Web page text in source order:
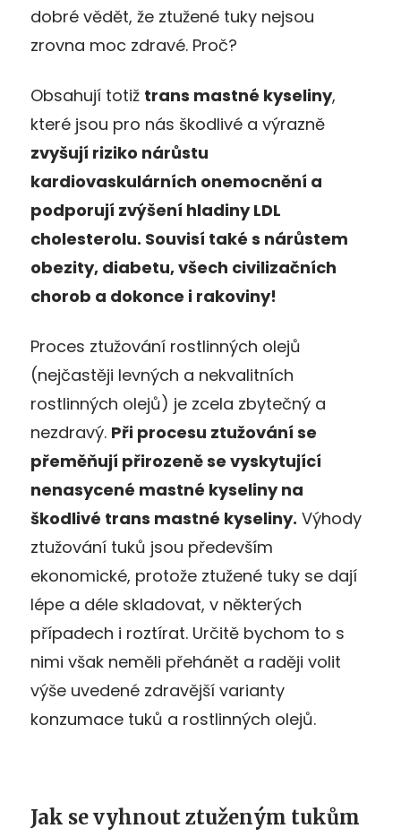
dobré vědět, že ztužené tuky nejsou
zrovna moc zdravé. Proč?
Obsahují totiž trans mastné kyseliny,
které jsou pro nás škodlivé a výrazně
zvyšují riziko nárůstu
kardiovaskulárních onemocnění a
podporují zvýšení hladiny LDL
cholesterolu. Souvisí také s nárůstem
obezity, diabetu, všech civilizačních
chorob a dokonce i rakoviny!
Proces ztužování rostlinných olejů
(nejčastěji levných a nekvalitních
rostlinných olejů) je zcela zbytečný a
nezdravý. Při procesu ztužování se
přeměňují přirozeně se vyskytující
nenasycené mastné kyseliny na
škodlivé trans mastné kyseliny. Výhody
ztužování tuků jsou především
ekonomické, protože ztužené tuky se dají
lépe a déle skladovat, v některých
případech i roztírat. Určitě bychom to s
nimi však neměli přehánět a raději volit
výše uvedené zdravější varianty
konzumace tuků a rostlinných olejů.
Jak se vyhnout ztuženým tukům